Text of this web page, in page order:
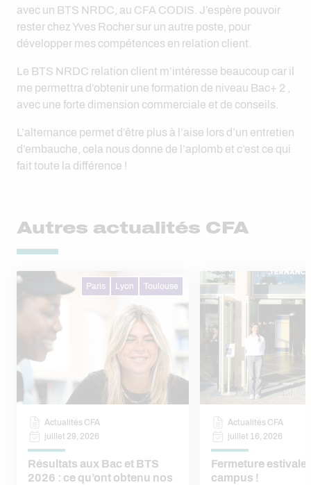
avec un BTS NRDC, au CFA CODIS. J’espère pouvoir
rester chez Yves Rocher sur un autre poste, pour
développer mes compétences en relation client.
Le BTS NRDC relation client m’intéresse beaucoup car il
me permettra d’obtenir une formation de niveau Bac+ 2 ,
avec une forte dimension commerciale et de conseils.
L’alternance permet d’être plus à l’aise lors d’un entretien
d’embauche, cela nous donne de l’aplomb et c’est ce qui
fait toute la différence !
Autres actualités CFA
Paris Lyon Toulouse
Actualités CFA
juillet 29, 2026
Résultats aux Bac et BTS
2026 : ce qu’ont obtenu nos
Actualités CFA
juillet 16, 2026
Fermeture estivale
campus !